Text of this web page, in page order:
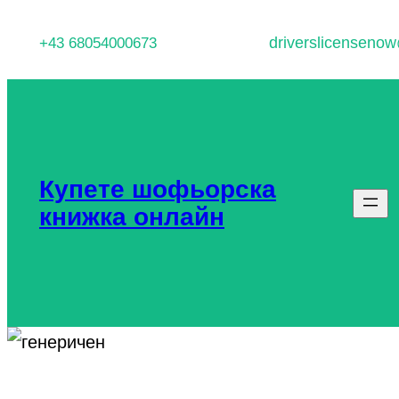
съдържанието
+43 68054000673
Купете шофьорска
книжка онлайн